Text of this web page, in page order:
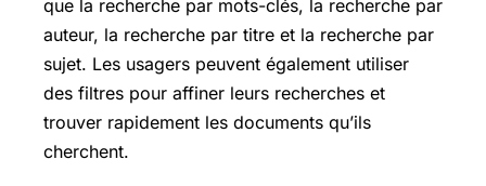
que la recherche par mots-clés, la recherche par
auteur, la recherche par titre et la recherche par
sujet. Les usagers peuvent également utiliser
des filtres pour affiner leurs recherches et
trouver rapidement les documents qu’ils
cherchent.